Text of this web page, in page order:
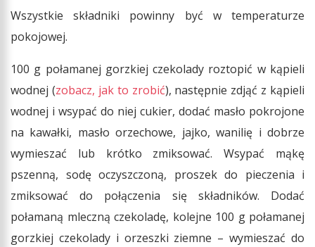
Wszystkie składniki powinny być w temperaturze
pokojowej.
100 g połamanej gorzkiej czekolady roztopić w kąpieli
wodnej (zobacz, jak to zrobić), następnie zdjąć z kąpieli
wodnej i wsypać do niej cukier, dodać masło pokrojone
na kawałki, masło orzechowe, jajko, wanilię i dobrze
wymieszać lub krótko zmiksować. Wsypać mąkę
pszenną, sodę oczyszczoną, proszek do pieczenia i
zmiksować do połączenia się składników. Dodać
połamaną mleczną czekoladę, kolejne 100 g połamanej
gorzkiej czekolady i orzeszki ziemne – wymieszać do